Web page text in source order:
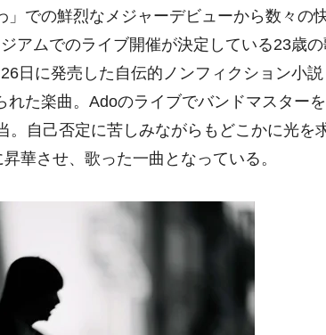
での鮮烈なメジャーデビューから数々の
アムでのライブ開催が決定している23歳の
日に発売した自伝的ノンフィクション小説
れた楽曲。Adoのライブでバンドマスターを
。自己否定に苦しみながらもどこかに光を
華させ、歌った一曲となっている。